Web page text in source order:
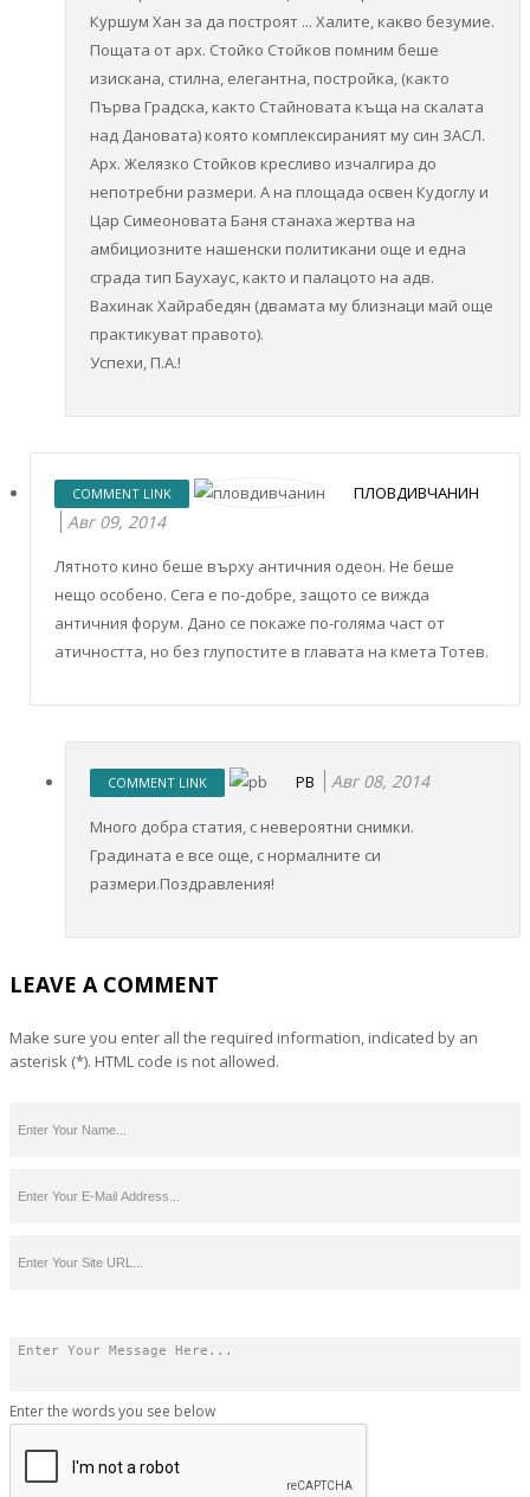
Куршум Хан за да построят ... Халите, какво безумие.
Пощата от арх. Стойко Стойков помним беше
изискана, стилна, елегантна, постройка, (както
Първа Градска, както Стайновата къща на скалата
над Дановата) която комплексираният му син ЗАСЛ.
Арх. Желязко Стойков кресливо изчалгира до
непотребни размери. А на площада освен Кудоглу и
Цар Симеоновата Баня станаха жертва на
амбициозните нашенски политикани още и една
сграда тип Баухаус, както и палацото на адв.
Вахинак Хайрабедян (двамата му близнаци май още
практикуват правото).
Успехи, П.А.!
COMMENT LINK ПЛОВДИВЧАНИН
Авг 09, 2014
Лятното кино беше върху античния одеон. Не беше
нещо особено. Сега е по-добре, защото се вижда
античния форум. Дано се покаже по-голяма част от
атичността, но без глупостите в главата на кмета Тотев.
COMMENT LINK PB Авг 08, 2014
Много добра статия, с невероятни снимки.
Градината е все още, с нормалните си
размери.Поздравления!
LEAVE A COMMENT
Make sure you enter all the required information, indicated by an
asterisk (*). HTML code is not allowed.
Enter the words you see below